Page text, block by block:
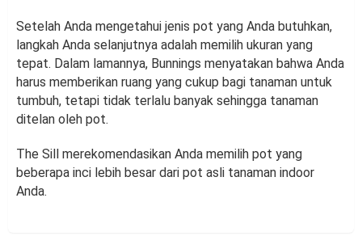
Setelah Anda mengetahui jenis pot yang Anda butuhkan,
langkah Anda selanjutnya adalah memilih ukuran yang
tepat. Dalam lamannya, Bunnings menyatakan bahwa Anda
harus memberikan ruang yang cukup bagi tanaman untuk
tumbuh, tetapi tidak terlalu banyak sehingga tanaman
ditelan oleh pot.
The Sill merekomendasikan Anda memilih pot yang
beberapa inci lebih besar dari pot asli tanaman indoor
Anda.